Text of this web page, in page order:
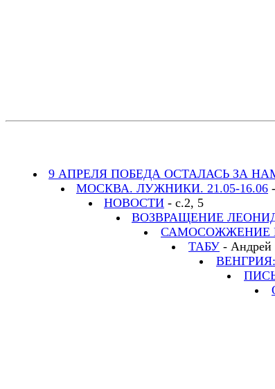
9 АПРЕЛЯ ПОБЕДА ОСТАЛАСЬ ЗА
МОСКВА. ЛУЖНИКИ. 21.05-16.06
НОВОСТИ - с.2, 5
ВОЗВРАЩЕНИЕ
САМОСОЖЖЕНИЕ
ТАБУ - Андрей